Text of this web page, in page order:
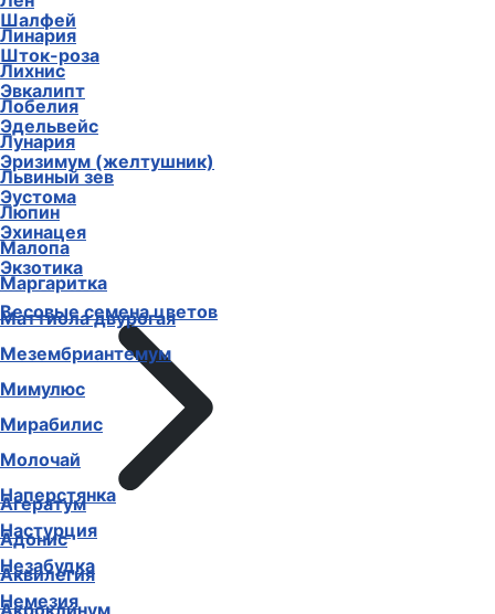
Шалфей
Шток-роза
Эвкалипт
Эдельвейс
Эризимум (желтушник)
Эустома
Эхинацея
Экзотика
Весовые семена цветов
Агератум
Адонис
Аквилегия
Акроклинум
Линария
Лихнис
Лобелия
Лунария
Львиный зев
Люпин
Малопа
Маргаритка
Маттиола двурогая
Мезембриантемум
Мимулюс
Мирабилис
Молочай
Наперстянка
Настурция
Незабудка
Немезия